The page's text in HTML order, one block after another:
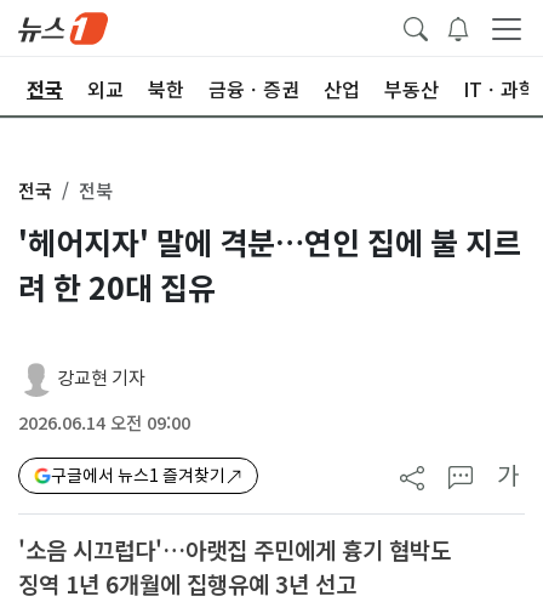
전국 외교 북한 금융ㆍ증권 산업 부동산 ITㆍ과학
전국 전북
'헤어지자' 말에 격분…연인 집에 불 지르
려 한 20대 집유
강교현 기자
2026.06.14 오전 09:00
구글에서 뉴스1 즐겨찾기 가
'소음 시끄럽다'…아랫집 주민에게 흉기 협박도
징역 1년 6개월에 집행유예 3년 선고